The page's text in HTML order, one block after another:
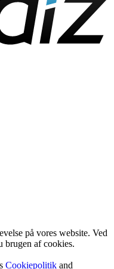
på vores website. Ved
brugen af cookies.
Cookiepolitik and